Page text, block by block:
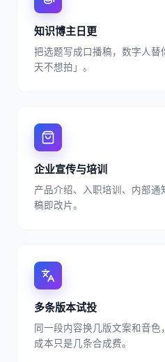
知识博主日更
把选题写成口播稿，数字人
天不想拍」。
企业宣传与培训
产品介绍、入职培训、内部
稿即改片。
多条版本试投
同一段内容换几版文案和音色
成本只是几条合成费。